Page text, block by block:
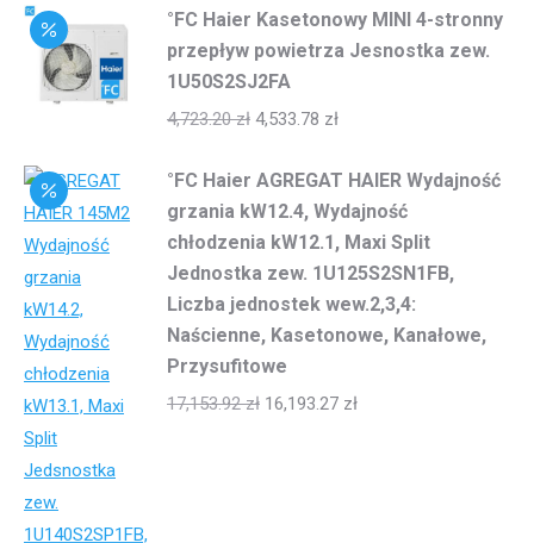
°FC Haier Kasetonowy MINI 4-stronny
przepływ powietrza Jesnostka zew.
1U50S2SJ2FA
4,723.20zł 4,533.78 zł
°FC Haier AGREGAT HAIER Wydajność
grzania kW12.4, Wydajność
chłodzenia kW12.1, Maxi Split
Jednostka zew. 1U125S2SN1FB,
Liczba jednostek wew.2,3,4:
Naścienne, Kasetonowe, Kanałowe,
Przysufitowe
17,153.92zł 16,193.27 zł